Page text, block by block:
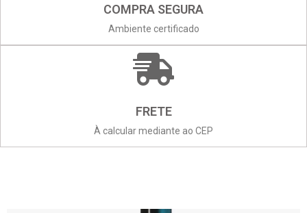
COMPRA SEGURA
Ambiente certificado
FRETE
À calcular mediante ao CEP